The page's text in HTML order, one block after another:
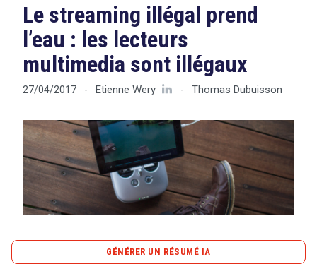
Tout sur le RGPD
Tout sur le droit de l'innovation
Rechercher
CONTACT
Le streaming illégal prend
l’eau : les lecteurs
multimedia sont illégaux
27/04/2017 - Etienne Wery - Thomas Dubuisson
GÉNÉRER UN RÉSUMÉ IA